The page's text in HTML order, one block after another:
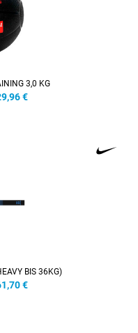
3,0 KG
€
BIS 36KG)
€